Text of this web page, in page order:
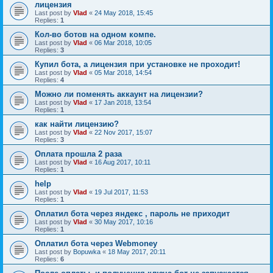
лицензия
Last post by Vlad « 24 May 2018, 15:45
Replies: 1
Кол-во ботов на одном компе.
Last post by Vlad « 06 Mar 2018, 10:05
Replies: 3
Купил бота, а лицензия при установке не проходит!
Last post by Vlad « 05 Mar 2018, 14:54
Replies: 4
Можно ли поменять аккаунт на лицензии?
Last post by Vlad « 17 Jan 2018, 13:54
Replies: 1
как найти лицензию?
Last post by Vlad « 22 Nov 2017, 15:07
Replies: 3
Оплата прошла 2 раза
Last post by Vlad « 16 Aug 2017, 10:11
Replies: 1
help
Last post by Vlad « 19 Jul 2017, 11:53
Replies: 1
Оплатил бота через яндекс , пароль не приходит
Last post by Vlad « 30 May 2017, 10:16
Replies: 1
Оплатил бота через Webmoney
Last post by Bopuwka « 18 May 2017, 20:11
Replies: 6